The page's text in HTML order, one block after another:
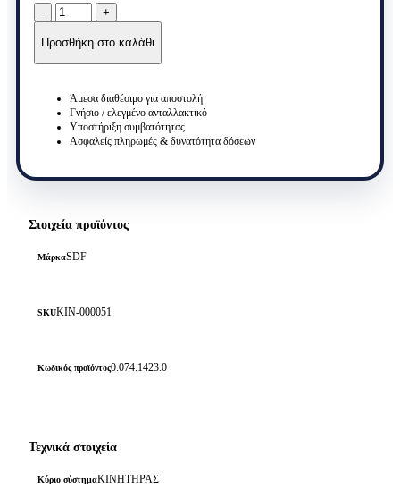
Στοιχεία προϊόντος
ΜάρκαSDF
SKUKIN-000051
Κωδικός προϊόντος0.074.1423.0
Τεχνικά στοιχεία
Κύριο σύστημαΚΙΝΗΤΗΡΑΣ
Ημικώνος
κεφαλή
κυλίδρων
Προσθήκη στο καλάθι
Άμεσα διαθέσιμο για αποστολή
Γνήσιο / ελεγμένο ανταλλακτικό
Υποστήριξη συμβατότητας
Ασφαλείς πληρωμές & δυνατότητα δόσεων